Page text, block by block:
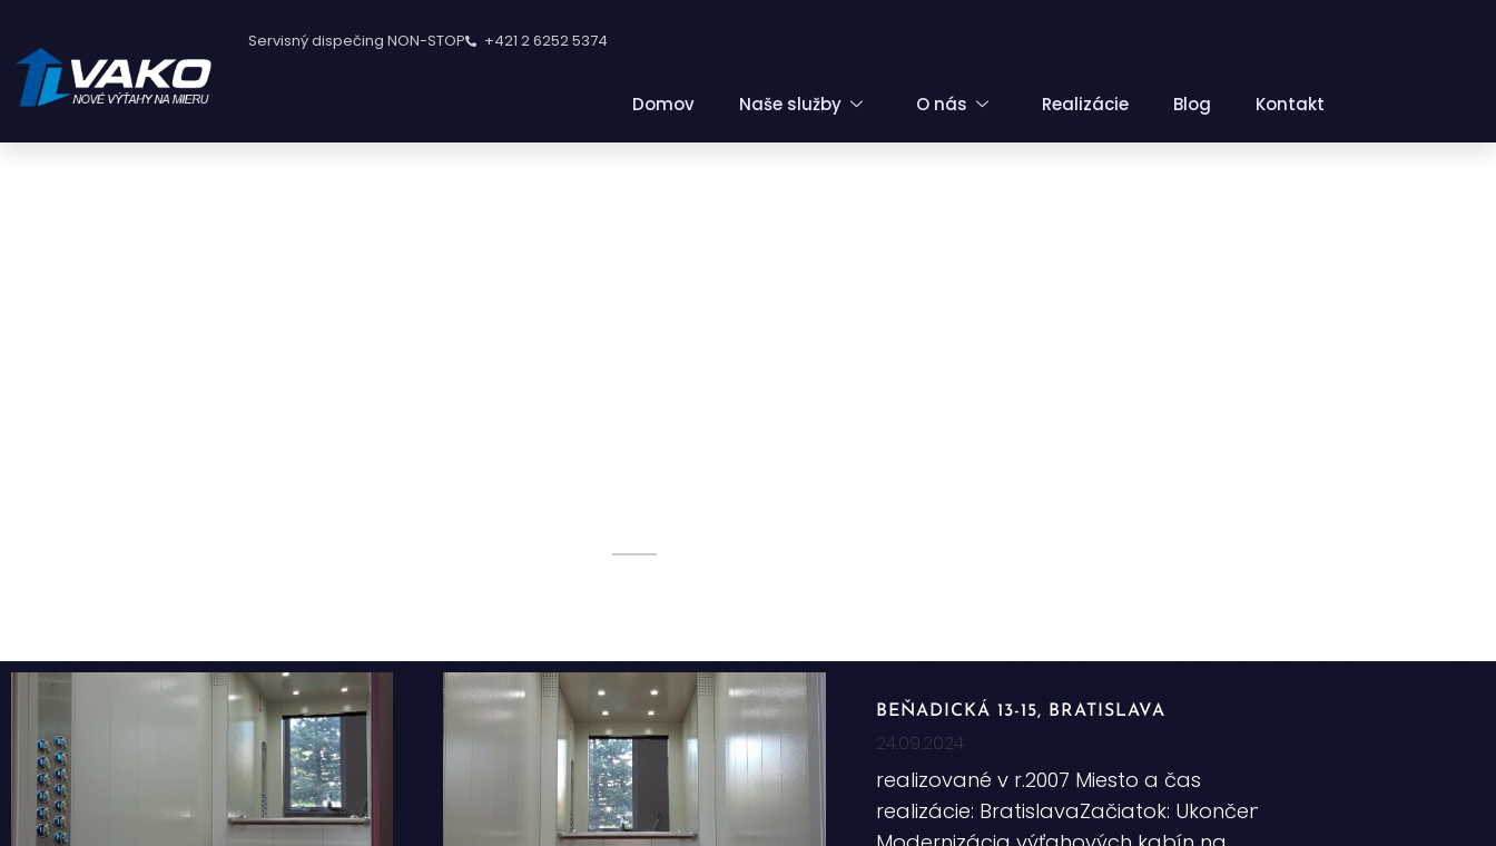
Servisný dispečing NON-STOP +421 2 6252 5374
Domov Naše služby O nás Realizácie Blog Kontakt
BEŇADICKÁ 13-15, BRATISLAVA
24.09.2024
realizované v r.2007 Miesto a čas
realizácie: BratislavaZačiatok: Ukončenie: